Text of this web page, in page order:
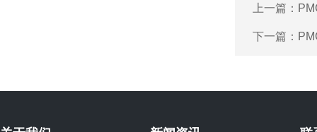
上一篇：
下一篇：